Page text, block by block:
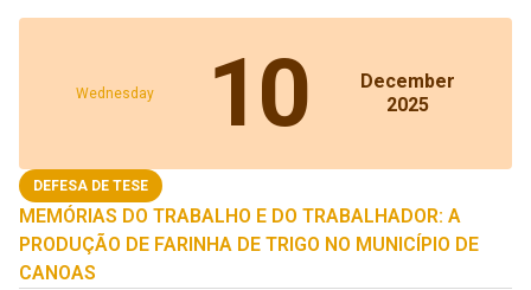
Wednesday 10
December
2025
DEFESA DE TESE
MEMÓRIAS DO TRABALHO E DO TRABALHADOR: A
PRODUÇÃO DE FARINHA DE TRIGO NO MUNICÍPIO DE
CANOAS